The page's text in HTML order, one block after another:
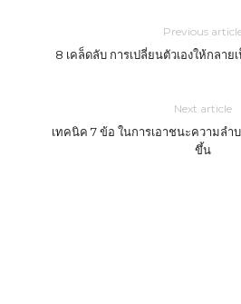
Previous
8 เคล็ดลับ การเปลี่ยนตัวเองให้กลา
Next article
เทคนิค 7 ข้อ ในการเอาชนะความล
ขึ้น